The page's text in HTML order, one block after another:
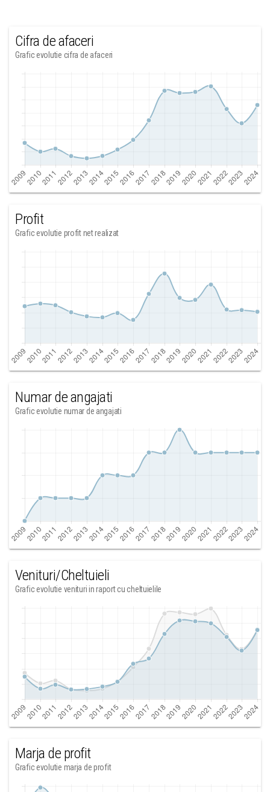
Cifra de afaceri
Grafic evolutie cifra de afaceri
Profit
Grafic evolutie profit net realizat
Numar de angajati
Grafic evolutie numar de angajati
Venituri/Cheltuieli
Grafic evolutie venituri in raport cu cheltuielile
Marja de profit
Grafic evolutie marja de profit